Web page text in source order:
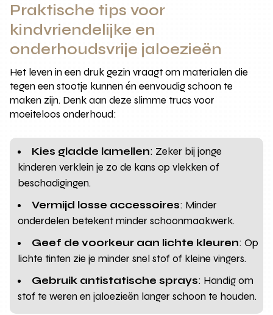
Praktische tips voor
kindvriendelijke en
onderhoudsvrije jaloezieën
Het leven in een druk gezin vraagt om materialen die
tegen een stootje kunnen én eenvoudig schoon te
maken zijn. Denk aan deze slimme trucs voor
moeiteloos onderhoud:
Kies gladde lamellen: Zeker bij jonge
kinderen verklein je zo de kans op vlekken of
beschadigingen.
Vermijd losse accessoires: Minder
onderdelen betekent minder schoonmaakwerk.
Geef de voorkeur aan lichte kleuren: Op
lichte tinten zie je minder snel stof of kleine vingers.
Gebruik antistatische sprays: Handig om
stof te weren en jaloezieën langer schoon te houden.